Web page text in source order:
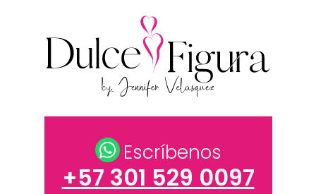
Escríbenos
+57 301 529 0097